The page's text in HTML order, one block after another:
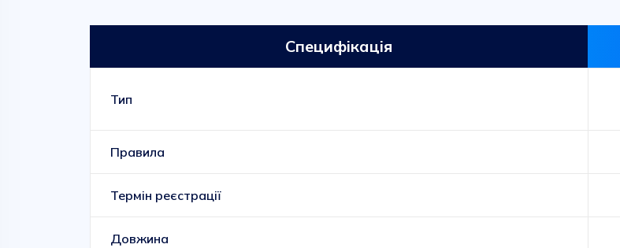
Специфікація
Тип
Правила
Термін реєстрації
Довжина